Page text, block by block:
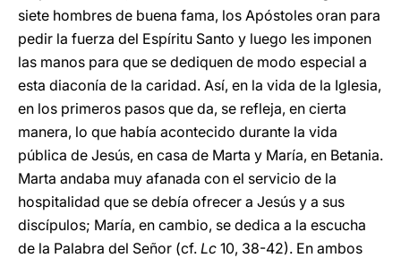
siete hombres de buena fama, los Apóstoles oran para
pedir la fuerza del Espíritu Santo y luego les imponen
las manos para que se dediquen de modo especial a
esta diaconía de la caridad. Así, en la vida de la Iglesia,
en los primeros pasos que da, se refleja, en cierta
manera, lo que había acontecido durante la vida
pública de Jesús, en casa de Marta y María, en Betania.
Marta andaba muy afanada con el servicio de la
hospitalidad que se debía ofrecer a Jesús y a sus
discípulos; María, en cambio, se dedica a la escucha
de la Palabra del Señor (cf. Lc 10, 38-42). En ambos